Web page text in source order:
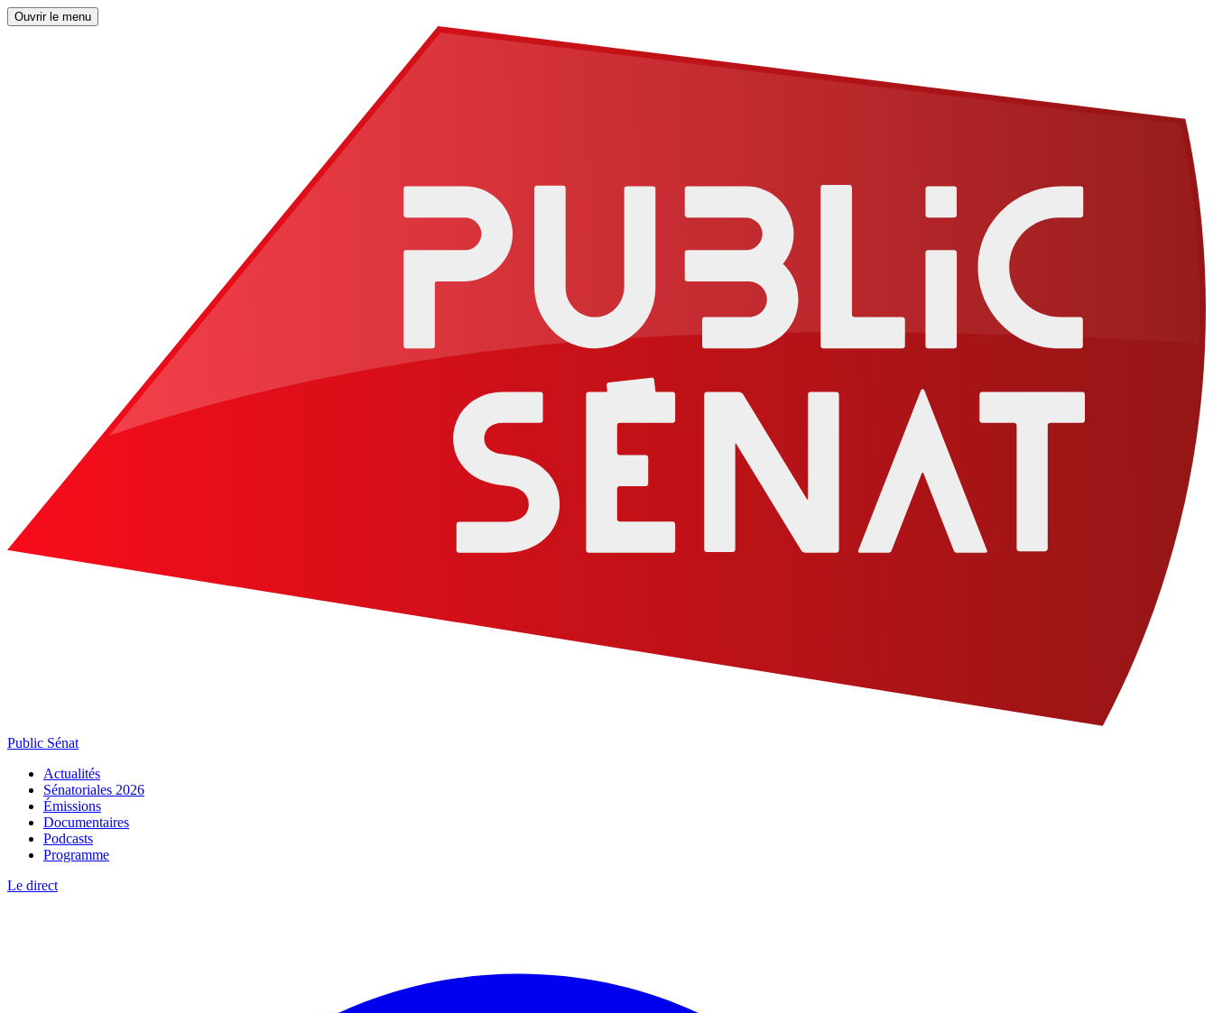
Ouvrir le menu
Public Sénat
Actualités
Sénatoriales 2026
Émissions
Documentaires
Podcasts
Programme
Le direct